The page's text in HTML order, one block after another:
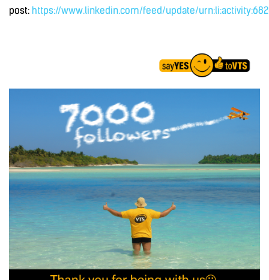
post: https://www.linkedin.com/feed/update/